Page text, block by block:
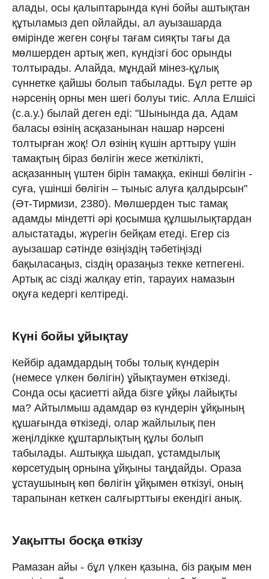
алады, осы қалыптарында күні бойы аштықтан
құтыламыз деп ойлайды, ал ауызашарда
өмірінде жеген соңғы тағам сияқты тағы да
мөлшерден артық жеп, күндізгі бос орынды
толтырады. Алайда, мұндай мінез-құлық
сүннетке қайшы болып табылады. Бұл ретте әр
нәрсенің орны мен шегі болуы тиіс. Алла Елшісі
(с.а.у.) былай деген еді: "Шынында да, Адам
баласы өзінің асқазанынан нашар нәрсені
толтырған жоқ! Ол өзінің күшін арттыру үшін
тамақтың біраз бөлігін жесе жеткілікті,
асқазанның үштен бірін тамаққа, екінші бөлігін -
суға, үшінші бөлігін – тыныс алуға қалдырсын"
(Әт-Тирмизи, 2380). Мөлшерден тыс тамақ
адамды міндетті әрі қосымша құлшылықтардан
алыстатады, жүрегін бейқам етеді. Егер сіз
ауызашар сәтінде өзіңіздің тәбетіңізді
бақыласаңыз, сіздің оразаңыз текке кетпегені.
Артық ас сізді жалқау етіп, тарауих намазын
оқуға кедергі келтіреді.
Күні бойы ұйықтау
Кейбір адамдардың тобы толық күндерін
(немесе үлкен бөлігін) ұйықтаумен өткізеді.
Сонда осы қасиетті айда бізге ұйқы лайықты
ма? Айтылмыш адамдар өз күндерін ұйқының
құшағында өткізеді, олар жайлылық пен
жеңілдікке құштарлықтың құлы болып
табылады. Аштыққа шыдап, ұстамдылық
көрсетудың орнына ұйқыны таңдайды. Ораза
ұстаушының көп бөлігін ұйқымен өткізуі, оның
тарапынан кеткен салғырттығы екендігі анық.
Уақытты босқа өткізу
Рамазан айы - бұл үлкен қазына, біз рақым мен